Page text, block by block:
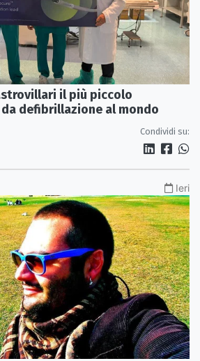
il più piccolo
defibrillazione al mondo
Condividi su:
Ieri